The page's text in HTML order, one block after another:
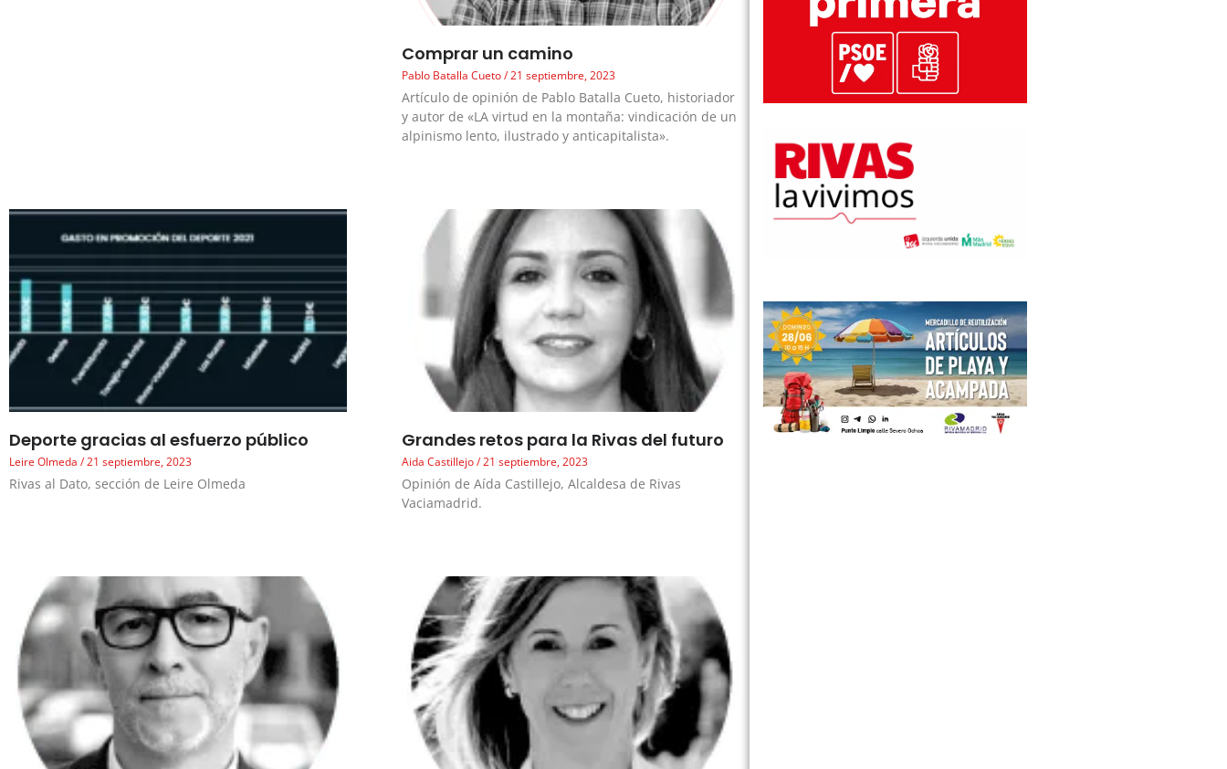
Comprar un camino
Pablo Batalla Cueto 21 septiembre, 2023
Artículo de opinión de Pablo Batalla Cueto, historiador
y autor de «LA virtud en la montaña: vindicación de un
alpinismo lento, ilustrado y anticapitalista».
Deporte gracias al esfuerzo público
Leire Olmeda 21 septiembre, 2023
Rivas al Dato, sección de Leire Olmeda
Grandes retos para la Rivas del futuro
Aida Castillejo 21 septiembre, 2023
Opinión de Aída Castillejo, Alcaldesa de Rivas
Vaciamadrid.